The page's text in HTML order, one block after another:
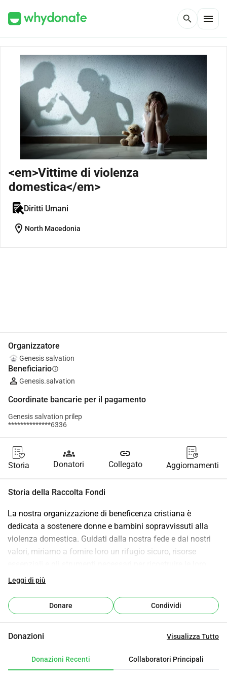
search menu
<em>Vittime di violenza
domestica</em>
Diritti Umani
location_on North Macedonia
Organizzatore
Genesis salvation
Beneficiarioinfo
Genesis.salvation
Coordinate bancarie per il pagamento
Genesis salvation prilep
**************6336
Storia
groups
Donatori
link
Collegato Aggiornamenti
Storia della Raccolta Fondi
La nostra organizzazione di beneficenza cristiana è
dedicata a sostenere donne e bambini sopravvissuti alla
violenza domestica. Guidati dalla nostra fede e dai nostri
valori, miriamo a fornire loro un rifugio sicuro, risorse
vite libere da paura e danno. La violenza domestica è un
psicologiche durevoli. La nostra missione è quella di
responsabilizzare i sopravvissuti, ripristinare il loro senso di
futuro, riflettendo l'amore e la compassione di Dio in tutto
Leggi di più
Donare Condividi
Donazioni Visualizza Tutto
Donazioni Recenti Collaboratori Principali